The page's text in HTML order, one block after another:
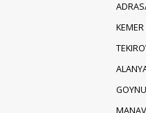
KEMER